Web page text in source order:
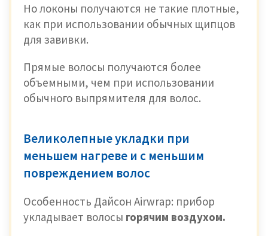
Но локоны получаются не такие плотные,
как при использовании обычных щипцов
для завивки.
Прямые волосы получаются более
объемными, чем при использовании
обычного выпрямителя для волос.
Великолепные укладки при
меньшем нагреве и с меньшим
повреждением волос
Особенность Дайсон Airwrap: прибор
укладывает волосы горячим воздухом.